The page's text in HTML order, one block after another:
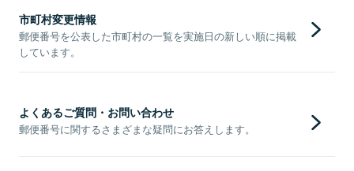
市町村変更情報
郵便番号を公表した市町村の一覧を実施日の新しい順に掲載
しています。
よくあるご質問・お問い合わせ
郵便番号に関するさまざまな疑問にお答えします。